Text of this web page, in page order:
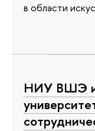
в области
НИУ ВШЭ и